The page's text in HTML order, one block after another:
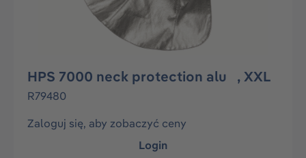
HPS 7000 neck protection alu , XXL
R79480
Zaloguj się, aby zobaczyć ceny
Login